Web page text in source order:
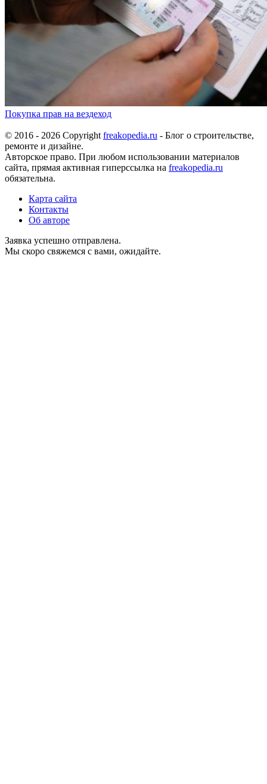
Покупка прав на вездеход
© 2016 - 2026 Copyrightfreakopedia.ru - Блог о строительстве,
ремонте и дизайне.
Авторское право. При любом использовании материалов
сайта, прямая активная гиперссылка на freakopedia.ru
обязательна.
Карта сайта
Контакты
Об авторе
Заявка успешно отправлена.
Мы скоро свяжемся с вами, ожидайте.